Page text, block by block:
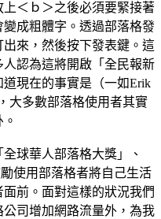
＜ｂ＞之後必須要緊接著
成粗體字。透過部落格發
來，然後按下發表鍵。這
認為這將開啟「全民報新
現在的事實是（一如Erik
大多數部落格使用者其實
球華人部落格大獎」、
使用部落格者將自己生活
前。面對這樣的狀況我們
司增加網路流量外，為我